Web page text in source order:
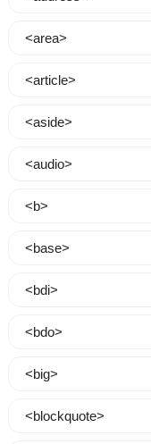
<area>
<article>
<aside>
<audio>
<b>
<base>
<bdi>
<bdo>
<big>
<blockquote>